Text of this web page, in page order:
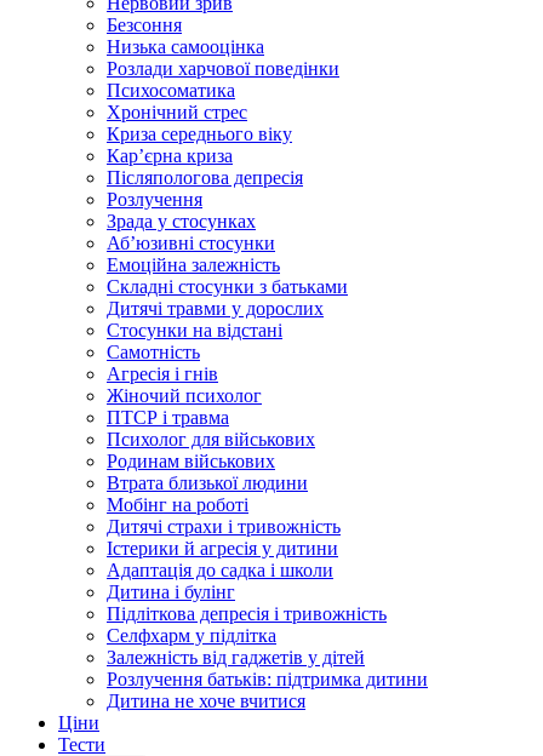
Безсоння
Низька самооцінка
Розлади харчової поведінки
Психосоматика
Хронічний стрес
Криза середнього віку
Карʼєрна криза
Післяпологова депресія
Розлучення
Зрада у стосунках
Абʼюзивні стосунки
Емоційна залежність
Складні стосунки з батьками
Дитячі травми у дорослих
Стосунки на відстані
Самотність
Агресія і гнів
Жіночий психолог
ПТСР і травма
Психолог для військових
Родинам військових
Втрата близької людини
Мобінг на роботі
Дитячі страхи і тривожність
Істерики й агресія у дитини
Адаптація до садка і школи
Дитина і булінг
Підліткова депресія і тривожність
Селфхарм у підлітка
Залежність від гаджетів у дітей
Розлучення батьків: підтримка дитини
Дитина не хоче вчитися
Ціни
Тести